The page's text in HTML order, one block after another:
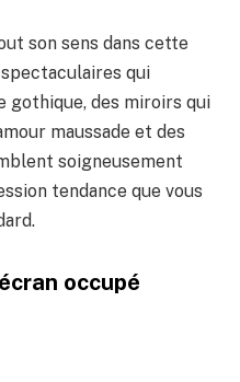
son sens dans cette
qui
gothique, des miroirs qui
maussade et des
soigneusement
tendance que vous
occupé